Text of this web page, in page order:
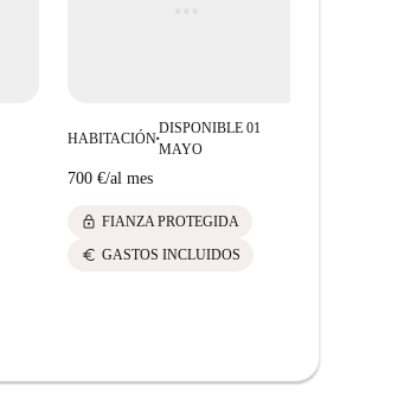
HABITACIÓN■
DISPONIBLE 01
MAYO
700 €/al mes
lock FIANZA PROTEGIDA
euro GASTOS INCLUIDOS